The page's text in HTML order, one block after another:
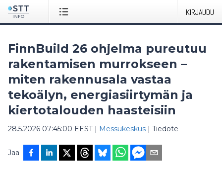
KIRJAUDU
FinnBuild 26 ohjelma pureutuu
rakentamisen murrokseen –
miten rakennusala vastaa
tekoälyn, energiasiirtymän ja
kiertotalouden haasteisiin
28.5.2026 07:45:00 EEST| Messukeskus | Tiedote
Jaa